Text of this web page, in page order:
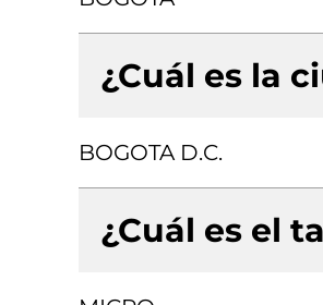
¿Cuál es la
BOGOTA D.C.
¿Cuál es el